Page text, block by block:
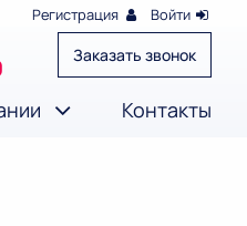
Регистрация Войти
Заказать звонок
Контакты